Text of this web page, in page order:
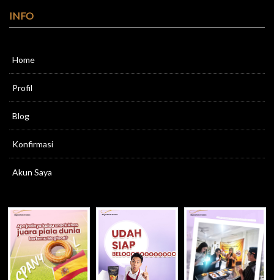
INFO
Home
Profil
Blog
Konfirmasi
Akun Saya